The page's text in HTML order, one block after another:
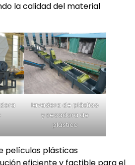
la calidad del material
lavadora de plástico
y secadora de
plástico
películas plásticas